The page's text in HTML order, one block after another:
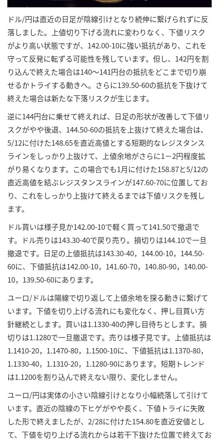
ドル/円は直近の日足が陰線引けとなり続伸に繋げられずに反
落しました。上値切り下げる流れに変わりなく、下値リスク
がより高い状態ですが、142.00-10に強い抵抗があり、これを
守って反発に転ずる可能性を残しています。但し、142円を割
り込んで終えた場合は140～141円台の抵抗をどこまで切り崩
せるかトライする動きへ。さらに139.50-60の抵抗を下抜けて
終えた場合は新たな下落リスクが生じます。
逆に144円台に乗せて終えれば、日足の形状が改善して下値リ
スクがやや後退、144.50-60の抵抗を上抜けて終えた場合は、
5/12に付けた148.65を直近高値とする短期的なレジスタンス
ラインをしっかり上抜けて、上値余地がさらに1－2円程度拡
がり易くなります。この場合でも1月に付けた158.87と5/12の
直近高値を結ぶレジスタンスラインが147.60-70に位置してお
り、これをしっかり上抜けて終えるまでは下値リスクを残し
ます。
ドル買いは様子見か142.00-10で軽く買って141.50で撤退で
す。ドル売りは143.30-40で戻り売り。損切りは144.10で一旦
撤退です。日足の上値抵抗は143.30-40，144.00-10，144.50-
60に、下値抵抗は142.00-10，141.60-70，140.80-90，140.00-
10，139.50-60にあります。
ユーロ/ドルは陽線で切り返して上値余地を探る動きに繋げて
います。下値を切り上げる流れにも変化なく、押し目買い方
針継続とします。買いは1.1330-40の押し目待ちとします。損
切りは1.1280で一旦撤退です。売りは様子見です。上値抵抗は
1.1410-20，1.1470-80，1.1500-10に、下値抵抗は1.1370-80，
1.1330-40，1.1310-20，1.1280-90にあります。短期トレンド
は1.1200を割り込んで終えない限り、変化しません。
ユーロ/円は実体の小さい陰線引けとなり小幅続落して引けて
います。直近の陰線の下ヒゲがやや長く、下値トライに失敗
した形で終えましたが、2/28に付けた154.80を直近安値とし
て、下値を切り上げる流れからは若干下抜けた位置で終えてお